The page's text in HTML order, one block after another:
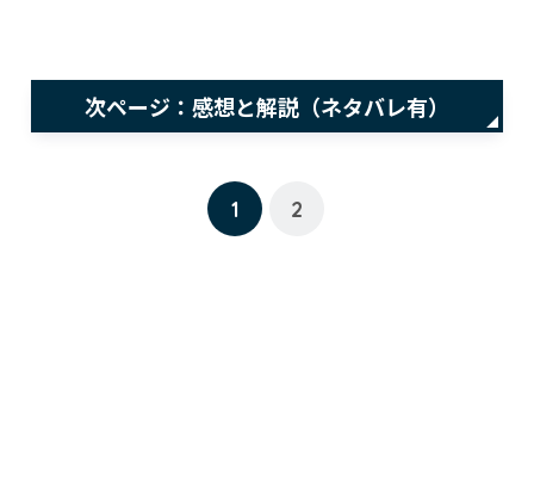
次ページ：感想と解説（ネタバレ有）
1 2